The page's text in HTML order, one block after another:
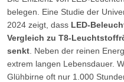
belegen. Eine Studie der
2024 zeigt, dass LED-
Vergleich zu T8-
senkt . Neben der reinen
extrem langen Lebensdauer.
Glühbirne oft nur 1.000